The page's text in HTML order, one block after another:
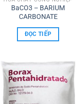
BaCO3 – BARIUM
CARBONATE
ĐỌC TIẾP